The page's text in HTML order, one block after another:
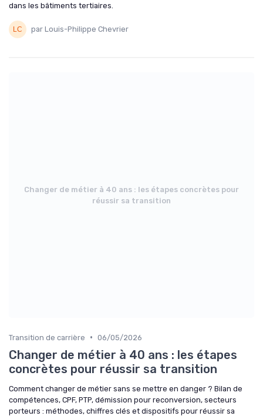
dans les bâtiments tertiaires.
par Louis-Philippe Chevrier
Changer de métier à 40 ans : les étapes concrètes pour
réussir sa transition
Transition de carrière • 06/05/2026
Changer de métier à 40 ans : les étapes
concrètes pour réussir sa transition
Comment changer de métier sans se mettre en danger ? Bilan de
compétences, CPF, PTP, démission pour reconversion, secteurs
porteurs : méthodes, chiffres clés et dispositifs pour réussir sa